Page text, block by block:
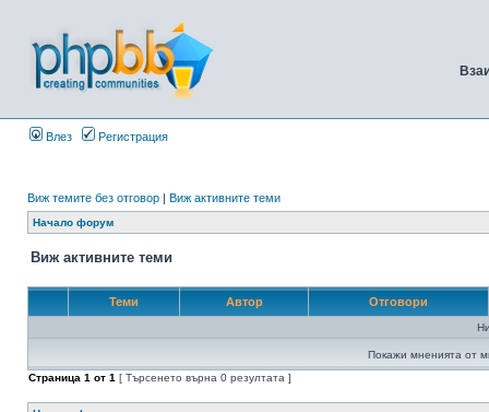
Влез Регистрация
Виж темите без отговор | Виж активните теми
Начало форум
Виж активните теми
Теми Автор Отговори
Покажи мненията от
Страница 1 от 1 [ Търсенето върна 0 резултата ]